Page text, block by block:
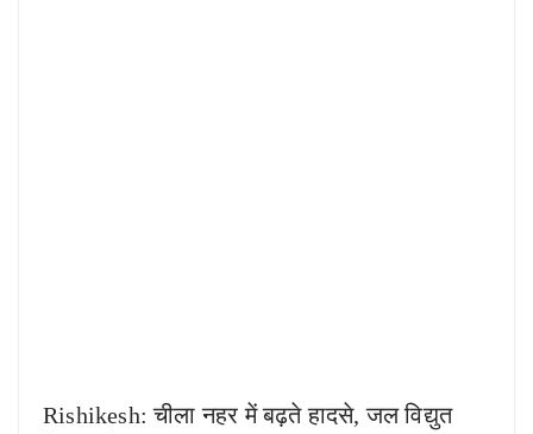
Rishikesh: चीला नहर में बढ़ते हादसे, जल विद्युत